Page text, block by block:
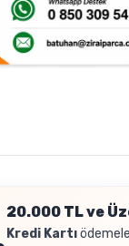
20.000 TL ve
Kredi Kartı